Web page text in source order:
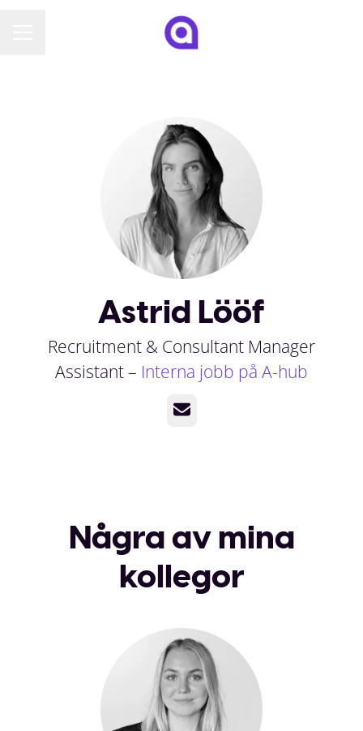
Astrid Lööf
Recruitment & Consultant Manager
Assistant – Interna jobb på A-hub
E-post
Några av mina
kollegor